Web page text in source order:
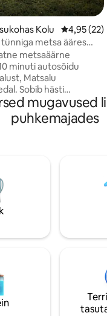
Kolu Keskmine
4,95 (22)
metsa ääres
metsaäärne
minuti autosõidu
Matsalu
Sobib hästi
puhkajatele. Ülemise
on voodi kahele,
aga diivanvoodi
väike rand ja sadam ca
Võõrustaja pole kaugel
mugavused
puhkemajades